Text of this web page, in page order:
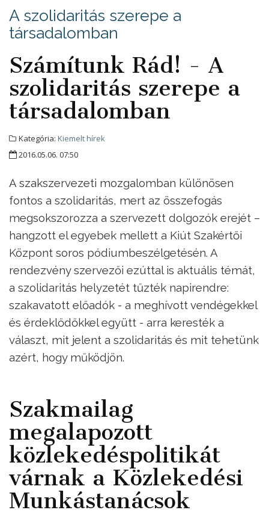
A szolidaritás szerepe a
társadalomban
Számítunk Rád! - A
szolidaritás szerepe a
társadalomban
Kategória: Kiemelt hírek
2016.05.06. 07:50
A szakszervezeti mozgalomban különösen
fontos a szolidaritás, mert az összefogás
megsokszorozza a szervezett dolgozók erejét –
hangzott el egyebek mellett a Kiút Szakértői
Központ soros pódiumbeszélgetésén. A
rendezvény szervezői ezúttal is aktuális témát,
a szolidaritás helyzetét tűzték napirendre:
szakavatott előadók - a meghívott vendégekkel
és érdeklődőkkel együtt - arra keresték a
választ, mit jelent a szolidaritás és mit tehetünk
azért, hogy működjön.
Szakmailag
megalapozott
közlekedéspolitikát
várnak a Közlekedési
Munkástanácsok